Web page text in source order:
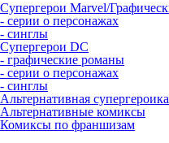
Супергерои Marvel/
- серии о персонажах
- синглы
Супергерои DC
- графические романы
- серии о персонажах
- синглы
Альтернативная супергероика
Альтернативные комиксы
Комиксы по франшизам